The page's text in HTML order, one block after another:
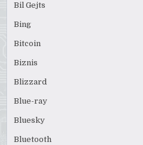
Bil Gejts
Bing
Bitcoin
Biznis
Blizzard
Blue-ray
Bluesky
Bluetooth